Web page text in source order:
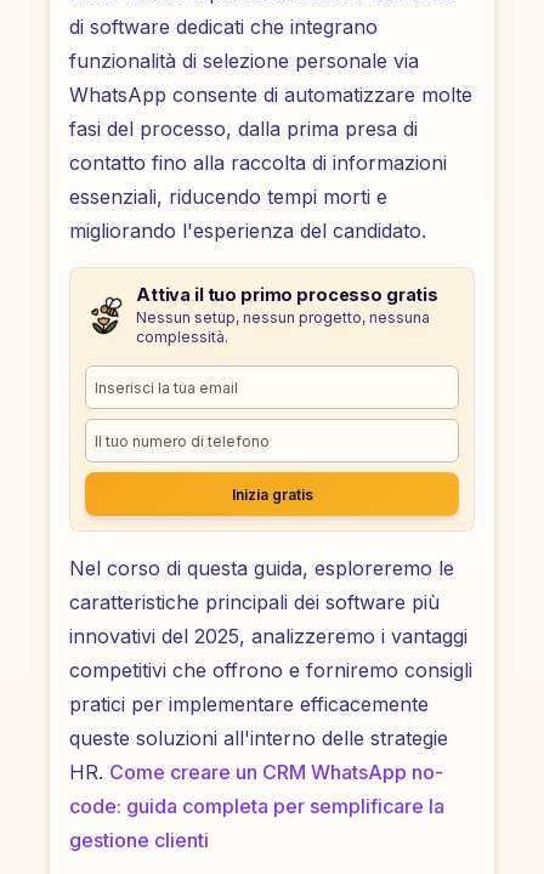
di software dedicati che integrano
funzionalità di selezione personale via
WhatsApp consente di automatizzare molte
fasi del processo, dalla prima presa di
contatto fino alla raccolta di informazioni
essenziali, riducendo tempi morti e
migliorando l'esperienza del candidato.
Attiva il tuo primo processo gratis
Nessun setup, nessun progetto, nessuna
complessità.
Inizia gratis
Nel corso di questa guida, esploreremo le
caratteristiche principali dei software più
innovativi del 2025, analizzeremo i vantaggi
competitivi che offrono e forniremo consigli
pratici per implementare efficacemente
queste soluzioni all'interno delle strategie
HR. Come creare un CRM WhatsApp no-
code: guida completa per semplificare la
gestione clienti